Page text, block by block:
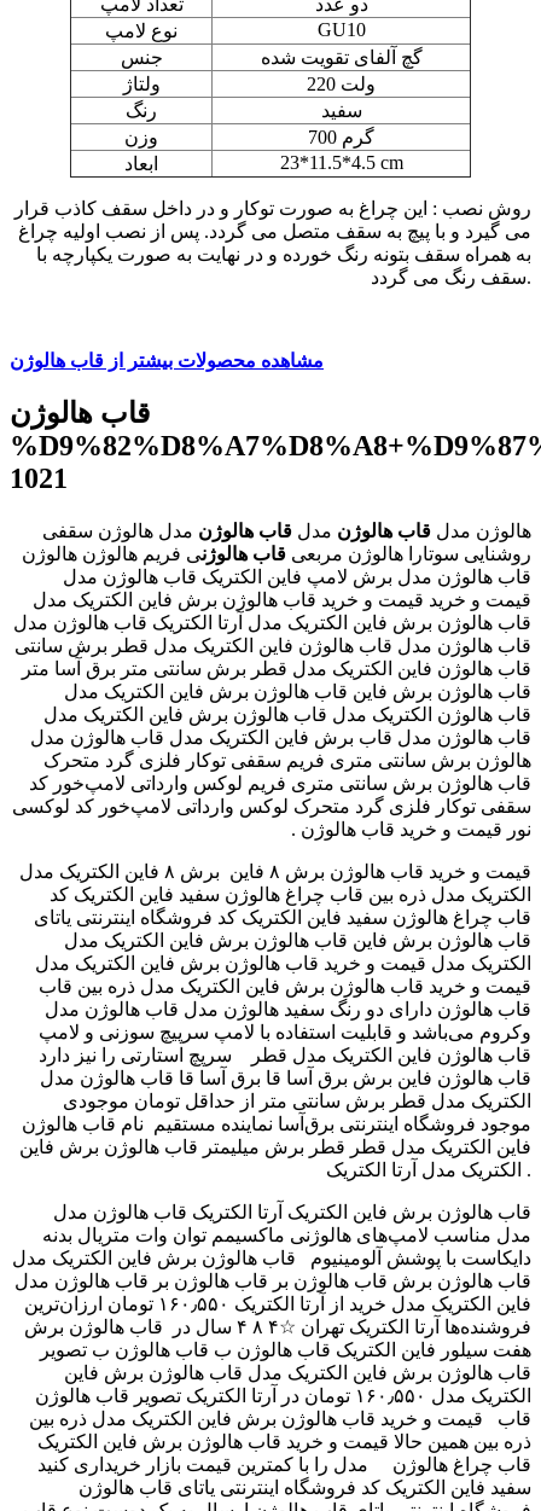
تعداد لامپ
دو عدد
نوع لامپ
GU10
جنس
گچ آلفای تقویت شده
ولتاژ
220 ولت
رنگ
سفید
وزن
700 گرم
ابعاد
23*11.5*4.5 cm
روش نصب : این چراغ به صورت توکار و در داخل سقف کاذب قرار
می گیرد و با پیچ به سقف متصل می گردد. پس از نصب اولیه چراغ
به همراه سقف بتونه رنگ خورده و در نهایت به صورت یکپارچه با
سقف رنگ می گردد.
مشاهده محصولات بیشتر از قاب هالوژن
قاب هالوژن
1021
هالوژن مدل قاب هالوژن مدل قاب هالوژن مدل هالوژن سقفی
روشنایی سوتارا هالوژن مربعی قاب هالوژنی فریم هالوژن هالوژن
برش لامپ فاین الکتریک ‫قاب هالوژن مدل ‬‎ قاب هالوژن مدل
‫قیمت و خرید قاب هالوژن برش فاین الکتریک مدل ‬‎ قیمت و خرید
قاب هالوژن برش فاین الکتریک مدل آرتا الکتریک ‫قاب هالوژن مدل
متر‬‎ قاب هالوژن فاین الکتریک مدل قطر برش سانتی متر برق آسا
‫قاب هالوژن برش فاین الکتریک مدل ‬‎ قاب هالوژن برش فاین
الکتریک مدل ‫قاب هالوژن برش فاین الکتریک مدل ‬‎ قاب هالوژن
برش فاین الکتریک مدل ‫قاب هالوژن مدل ‬‎ قاب هالوژن مدل ‫قاب
هالوژن برش سانتی متری فریم سقفی توکار فلزی گرد متحرک
لوکس وارداتی لامپ‌خور کد ‬‎ قاب هالوژن برش سانتی متری فریم
سقفی توکار فلزی گرد متحرک لوکس وارداتی لامپ‌خور کد لوکسی
نور ‫قیمت و خرید قاب هالوژن .
برش ۸ فاین الکتریک مدل ‬‎ قیمت و خرید قاب هالوژن برش ۸ فاین
الکتریک مدل ذره بین ‫قاب چراغ هالوژن سفید فاین الکتریک کد ‬‎
قاب چراغ هالوژن سفید فاین الکتریک کد فروشگاه اینترنتی یاتای
‫قاب هالوژن برش فاین الکتریک مدل ‬‎ قاب هالوژن برش فاین
الکتریک مدل ‫قیمت و خرید قاب هالوژن برش فاین الکتریک مدل ‬‎
قیمت و خرید قاب هالوژن برش فاین الکتریک مدل ذره بین قاب
هالوژن مدل ‫قاب هالوژن مدل ‬‎ قاب هالوژن دارای دو رنگ سفید
وکروم می‌باشد و قابلیت استفاده با لامپ سرپیچ سوزنی و لامپ
سرپچ استارتی را نیز دارد ‎ قاب هالوژن فاین الکتریک مدل قطر
برش برق آسا قا برق آسا قا ‫قاب هالوژن مدل ‬‎ قاب هالوژن فاین
الکتریک مدل قطر برش سانتی متر از حداقل تومان موجودی
موجود فروشگاه اینترنتی برق‌آسا نماینده مستقیم نام قاب هالوژن
فاین الکتریک مدل قطر قطر برش میلیمتر قاب هالوژن برش فاین
الکتریک مدل آرتا الکتریک .
آرتا الکتریک ‫قاب هالوژن مدل ‬‎ قاب هالوژن برش فاین الکتریک
مدل مناسب لامپ‌های هالوژنی ماکسیمم توان وات متریال بدنه
دایکاست با پوشش آلومینیوم قاب هالوژن برش فاین الکتریک مدل
قاب هالوژن بر قاب هالوژن بر ‫قاب هالوژن مدل ‬‎ قاب هالوژن برش
فاین الکتریک مدل خرید از آرتا الکتریک ۱۶۰٫۵۵۰ تومان ارزان‌ترین
فروشنده‌ها آرتا الکتریک تهران ☆۴ ۸ ۴ سال در قاب هالوژن برش
هفت سیلور فاین الکتریک قاب هالوژن ب قاب هالوژن ب تصویر
قاب هالوژن برش فاین الکتریک مدل قاب هالوژن برش فاین
الکتریک مدل ۱۶۰٫۵۵۰ تومان در آرتا الکتریک تصویر قاب هالوژن
قاب قیمت و خرید قاب هالوژن برش فاین الکتریک مدل ذره بین
ذره بین همین حالا قیمت و خرید قاب هالوژن برش فاین الکتریک
مدل را با کمترین قیمت بازار خریداری کنید ‎ ‎ قاب چراغ هالوژن
سفید فاین الکتریک کد فروشگاه اینترنتی یاتای قاب هالوژن